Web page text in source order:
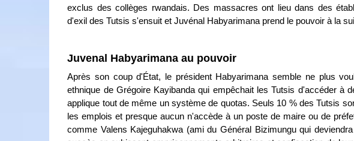
exclus des collèges rwandais. Des massacres ont lieu dans des
d'exil des Tutsis s'ensuit et Juvénal Habyarimana prend le pouvoir à la
Juvenal Habyarimana au pouvoir
Après son coup d'État, le président Habyarimana semble ne plus
ethnique de Grégoire Kayibanda qui empêchait les Tutsis d'accéder à
applique tout de même un système de quotas. Seuls 10 % des Tutsis
les emplois et presque aucun n'accède à un poste de maire ou de
comme Valens Kajeguhakwa (ami du Général Bizimungu qui